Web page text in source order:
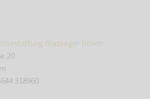
Warburger Börde
20
318960